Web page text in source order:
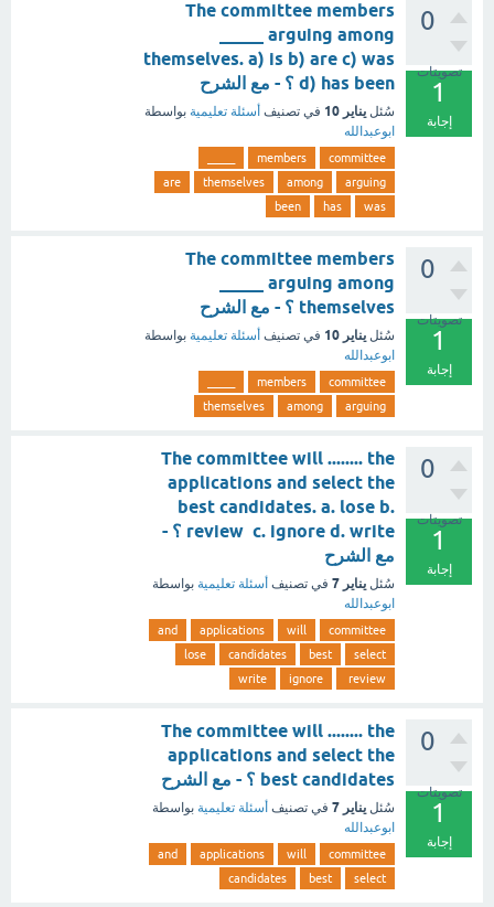
0
تصويتات
1
إجابة
The committee members
_____ arguing among
themselves. a) is b) are c) was
d) has been ؟ - مع الشرح
سُئل يناير 10 في تصنيف أسئلة تعليمية بواسطة
ابوعبدالله
committee
members
arguing
among
themselves
are
was
has
been
0
تصويتات
1
إجابة
The committee members
_____ arguing among
themselves ؟ - مع الشرح
سُئل يناير 10 في تصنيف أسئلة تعليمية بواسطة
ابوعبدالله
committee
members
arguing
among
themselves
0
تصويتات
1
إجابة
The committee will ........ the
applications and select the
best candidates. a. lose b.
review c. ignore d. write ؟ -
مع الشرح
سُئل يناير 7 في تصنيف أسئلة تعليمية بواسطة
ابوعبدالله
committee
will
applications
and
select
best
candidates
lose
review
ignore
write
0
تصويتات
1
إجابة
The committee will ........ the
applications and select the
best candidates ؟ - مع الشرح
سُئل يناير 7 في تصنيف أسئلة تعليمية بواسطة
ابوعبدالله
committee
will
applications
and
select
best
candidates